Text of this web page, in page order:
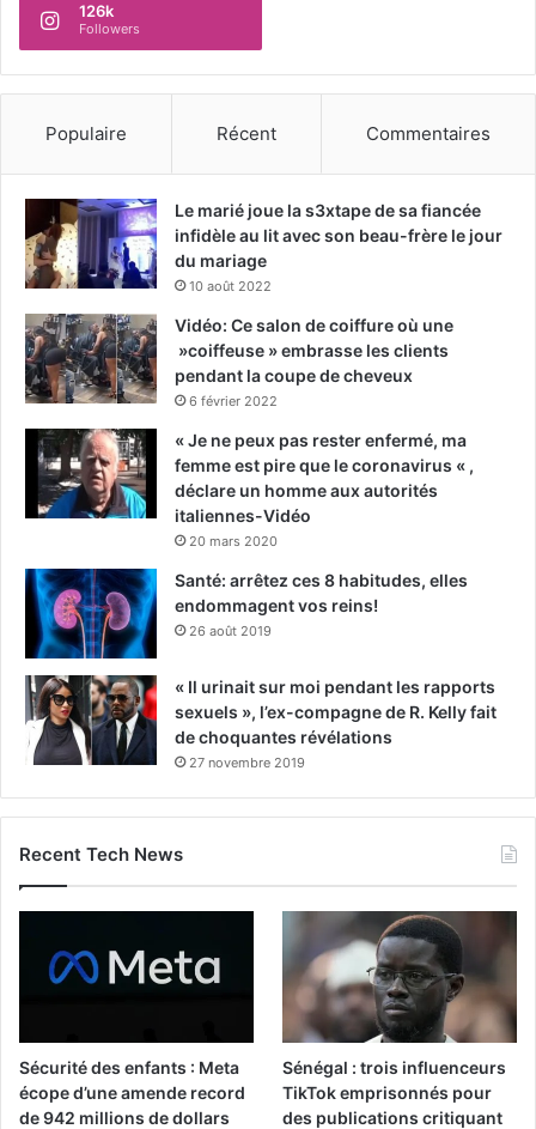
126k
Followers
Populaire Récent Commentaires
Le marié joue la s3xtape de sa fiancée
infidèle au lit avec son beau-frère le jour
du mariage
10 août 2022
Vidéo: Ce salon de coiffure où une
»coiffeuse » embrasse les clients
pendant la coupe de cheveux
6 février 2022
« Je ne peux pas rester enfermé, ma
femme est pire que le coronavirus « ,
déclare un homme aux autorités
italiennes-Vidéo
20 mars 2020
Santé: arrêtez ces 8 habitudes, elles
endommagent vos reins!
26 août 2019
« Il urinait sur moi pendant les rapports
sexuels », l’ex-compagne de R. Kelly fait
de choquantes révélations
27 novembre 2019
Recent Tech News
Sécurité des enfants : Meta
écope d’une amende record
de 942 millions de dollars
Sénégal : trois influenceurs
TikTok emprisonnés pour
des publications critiquant